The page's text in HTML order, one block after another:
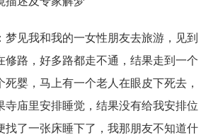
见我和我的一女性朋友去旅游，见到
修路，好多路都走不通，结果走到一个
死婴，马上有一个老人在眼皮下死去，
寺庙里安排睡觉，结果没有给我安排位
找了一张床睡下了，我那朋友不知道什